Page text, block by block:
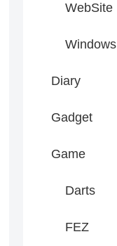
WebSite
Windows
Diary
Gadget
Game
Darts
FEZ